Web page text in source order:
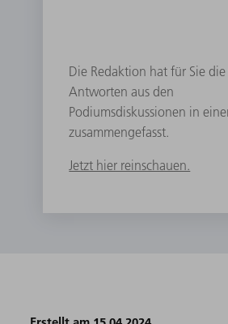
Die Redaktion hat für Sie
Antworten aus den
Podiumsdiskussionen in
zusammengefasst.
Jetzt hier reinschauen.